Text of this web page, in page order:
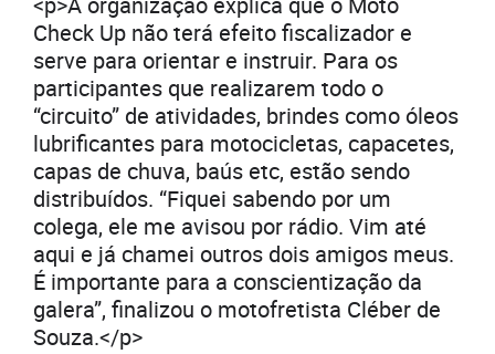
Check Up não terá efeito fiscalizador e
serve para orientar e instruir. Para os
participantes que realizarem todo o
“circuito” de atividades, brindes como óleos
lubrificantes para motocicletas, capacetes,
capas de chuva, baús etc, estão sendo
distribuídos. “Fiquei sabendo por um
colega, ele me avisou por rádio. Vim até
aqui e já chamei outros dois amigos meus.
É importante para a conscientização da
galera”, finalizou o motofretista Cléber de
Souza.</p>